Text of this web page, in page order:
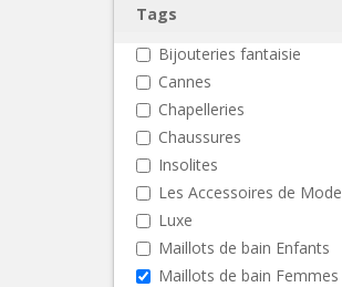
Tags
Bijouteries fantaisie
Cannes
Chapelleries
Chaussures
Insolites
Les Accessoires de Mode
Luxe
Maillots de bain Enfants
Maillots de bain Femmes